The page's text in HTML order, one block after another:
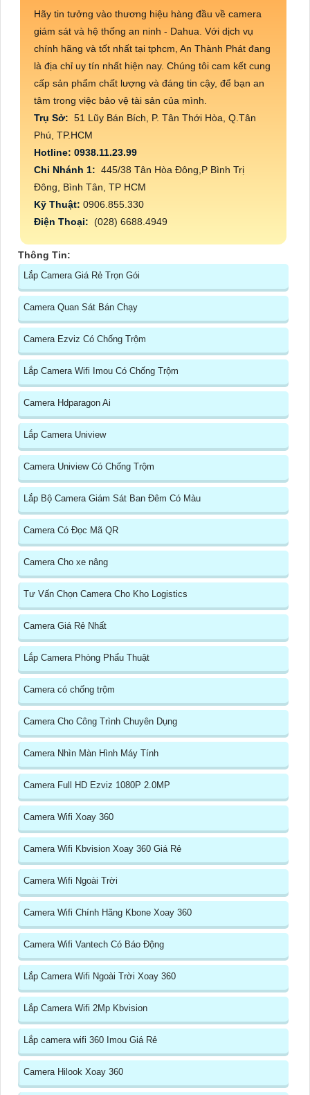
Hãy tin tưởng vào thương hiệu hàng đầu về camera
giám sát và hệ thống an ninh - Dahua. Với dịch vụ
chính hãng và tốt nhất tại tphcm, An Thành Phát đang
là địa chỉ uy tín nhất hiện nay. Chúng tôi cam kết cung
cấp sản phẩm chất lượng và đáng tin cậy, để bạn an
tâm trong việc bảo vệ tài sản của mình.
Trụ Sở: 51 Lũy Bán Bích, P. Tân Thới Hòa, Q.Tân
Phú, TP.HCM
Hotline: 0938.11.23.99
Chi Nhánh 1: 445/38 Tân Hòa Đông,P Bình Trị
Đông, Bình Tân, TP HCM
Kỹ Thuật: 0906.855.330
Điện Thoại: (028) 6688.4949
Thông Tin:
Lắp Camera Giá Rẻ Trọn Gói
Camera Quan Sát Bán Chạy
Camera Ezviz Có Chống Trộm
Lắp Camera Wifi Imou Có Chống Trộm
Camera Hdparagon Ai
Lắp Camera Uniview
Camera Uniview Có Chống Trộm
Lắp Bộ Camera Giám Sát Ban Đêm Có Màu
Camera Có Đọc Mã QR
Camera Cho xe nâng
Tư Vấn Chọn Camera Cho Kho Logistics
Camera Giá Rẻ Nhất
Lắp Camera Phòng Phẩu Thuật
Camera có chống trộm
Camera Cho Công Trình Chuyên Dụng
Camera Nhìn Màn Hình Máy Tính
Camera Full HD Ezviz 1080P 2.0MP
Camera Wifi Xoay 360
Camera Wifi Kbvision Xoay 360 Giá Rẻ
Camera Wifi Ngoài Trời
Camera Wifi Chính Hãng Kbone Xoay 360
Camera Wifi Vantech Có Báo Động
Lắp Camera Wifi Ngoài Trời Xoay 360
Lắp Camera Wifi 2Mp Kbvision
Lắp camera wifi 360 Imou Giá Rẻ
Camera Hilook Xoay 360